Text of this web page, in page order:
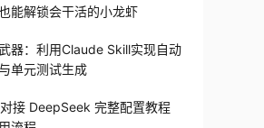
能解锁会干活的小龙虾
器：利用Claude Skill实现自动
单元测试生成
接 DeepSeek 完整配置教程